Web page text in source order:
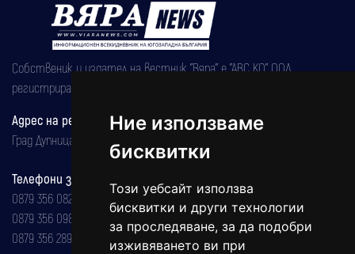
Ние използваме
бисквитки
Този уебсайт използва
бисквитки и други технологии
за проследяване, за да подобри
изживяването ви при
Собственик и издател на вестник "Вяра" е "АВС КО" ООД,
регистрирана на 08.05.2002 година.
Адрес на редакцията
Град Дупница, ул.''Христо Ботев" 43
Телефони за реклама и абонаменти
0879 356 082
0879 356 098
0879 356 289